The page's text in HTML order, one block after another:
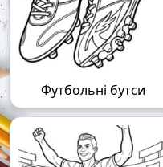
Футбольні бутси